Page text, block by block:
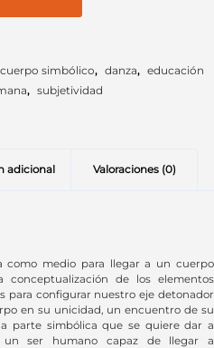
cuerpo simbólico, danza, educación
, subjetividad
adicional Valoraciones (0)
como medio para llegar a un cuerpo
conceptualización de los elementos
para configurar nuestro eje detonador
en su unicidad, un encuentro de su
parte simbólica que se quiere dar a
un ser humano capaz de llegar a